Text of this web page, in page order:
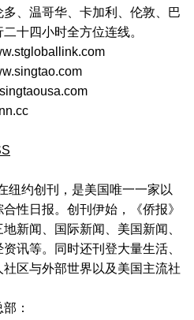
、温哥华、卡加利、伦敦、巴
十四小时全方位连线。
纽约创刊，是美国唯一一家以
性日报。创刊伊始，《侨报》
新闻、国际新闻、美国新闻、
讯等。同时还刊登大量生活、
区与外部世界以及美国主流社
：